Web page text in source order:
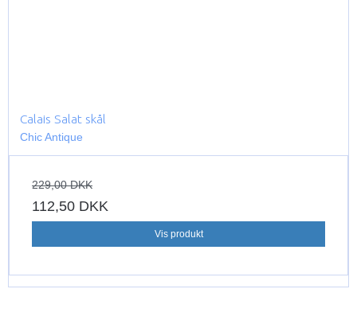
Calais Salat skål
Chic Antique
229,00 DKK
112,50 DKK
Vis produkt